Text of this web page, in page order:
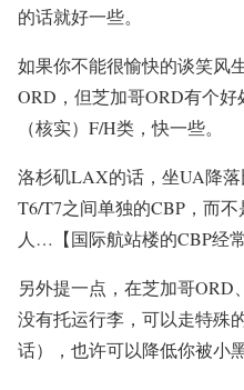
的话就好一些。
如果你不能很愉快的谈笑风
ORD，但芝加哥ORD有个
（核实）F/H类，快一些。
洛杉矶LAX的话，坐UA降落
T6/T7之间单独的CBP，而
人…【国际航站楼的CBP经常
另外提一点，在芝加哥
没有托运行李，可以走特殊
话），也许可以降低你被小